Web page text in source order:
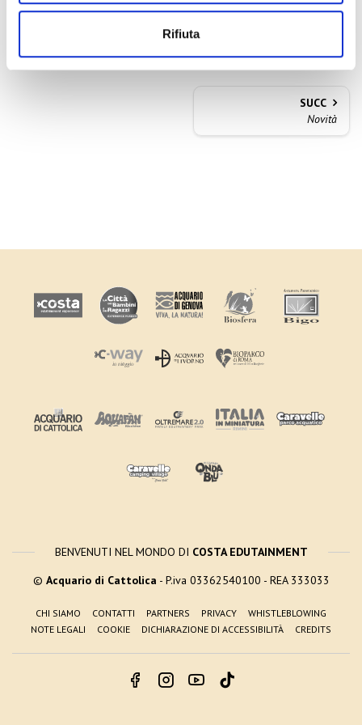
Rifiuta
22:30
SUCC
Novità
BENVENUTI NEL MONDO DI COSTA EDUTAINMENT
© Acquario di Cattolica - P.iva 03362540100 - REA 333033
CHI SIAMO CONTATTI PARTNERS PRIVACY
WHISTLEBLOWING
NOTE LEGALI
COOKIE DICHIARAZIONE DI ACCESSIBILITÀ CREDITS